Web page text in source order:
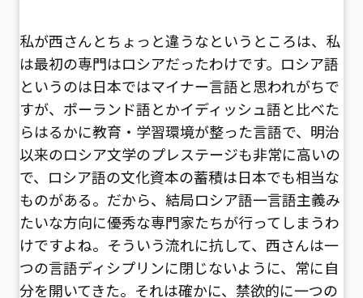
私が西さんとちょっと違うなというところは、私
は最初の専門はロシアだったわけです。ロシア語
というのは日本ではマイナー言語と思われがちで
すが、ポーランド語とかイディッシュ語と比べた
らはるかに教育・学習環境が整った言語で、明治
以来のロシア文学のプレステージも非常に高いの
で、ロシア語の文化資本の蓄積は日本でも相当な
ものがある。だから、結局ロシア語一言語主義み
たいな方向に優秀な専門家たちが行ってしまうわ
けですよね。そういう流れに抗して、西さんは一
つの言語ディシプリンに閉じないように、常に自
分を開いてきた。それは確かに、禁欲的に一つの